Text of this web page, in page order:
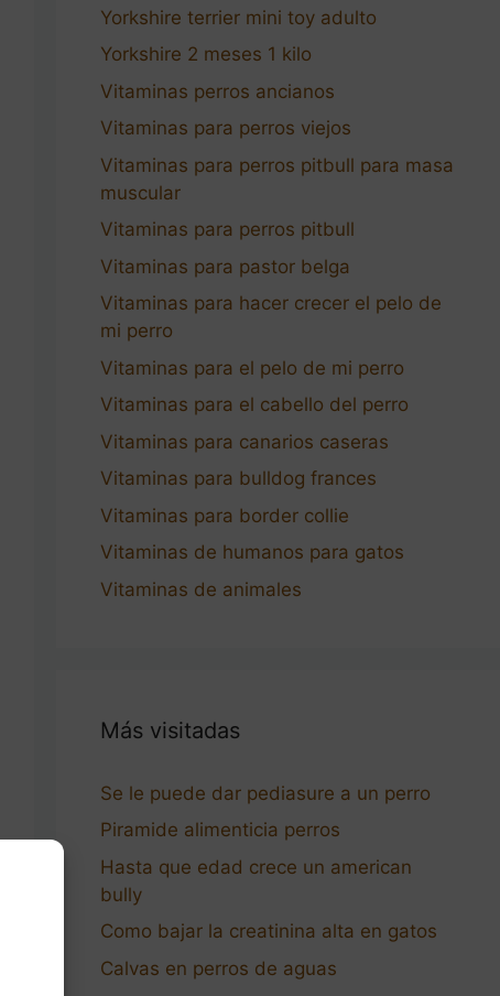
Yorkshire terrier mini toy adulto
Yorkshire 2 meses 1 kilo
Vitaminas perros ancianos
Vitaminas para perros viejos
Vitaminas para perros pitbull para masa
muscular
Vitaminas para perros pitbull
Vitaminas para pastor belga
Vitaminas para hacer crecer el pelo de
mi perro
Vitaminas para el pelo de mi perro
Vitaminas para el cabello del perro
Vitaminas para canarios caseras
Vitaminas para bulldog frances
Vitaminas para border collie
Vitaminas de humanos para gatos
Vitaminas de animales
Más visitadas
Se le puede dar pediasure a un perro
Piramide alimenticia perros
Hasta que edad crece un american
bully
Como bajar la creatinina alta en gatos
Calvas en perros de aguas